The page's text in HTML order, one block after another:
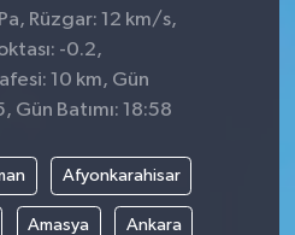
Rüzgar: 12 km/s,
-0.2,
10 km, Gün
Gün Batımı: 18:58
Afyonkarahisar
Amasya Ankara